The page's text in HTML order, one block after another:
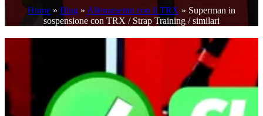
Home » Blog » Allenamento con il TRX » Superman in
sospensione con TRX / Strap Training / similari